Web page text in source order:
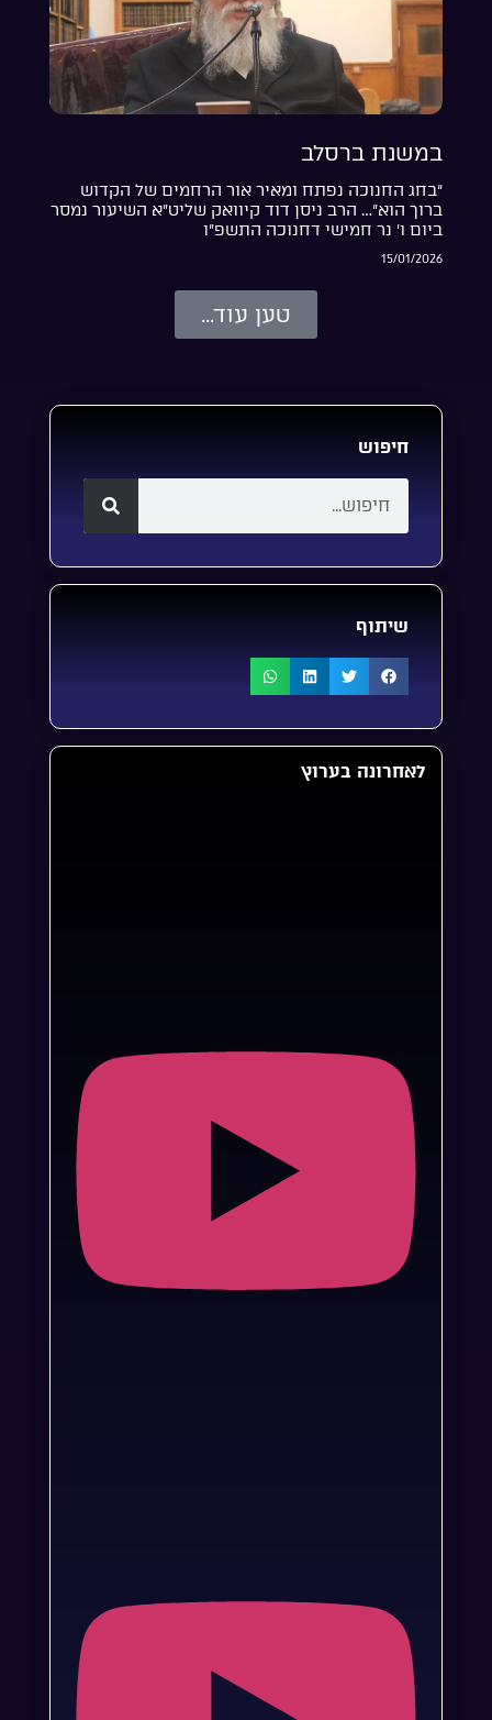
במשנת ברסלב
“בחג החנוכה נפתח ומאיר אור הרחמים של הקדוש
ברוך הוא”… הרב ניסן דוד קיוואק שליט”א השיעור נמסר
ביום ו’ נר חמישי דחנוכה התשפ”ו
15/01/2026
טען עוד...
חיפוש
שיתוף
לאחרונה בערוץ